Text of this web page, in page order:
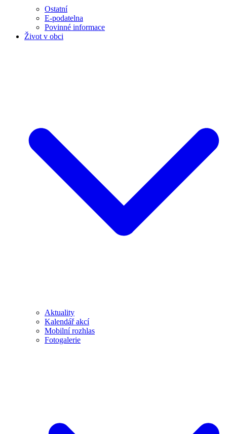
Ostatní
E-podatelna
Povinné informace
Život v obci
Aktuality
Kalendář akcí
Mobilní rozhlas
Fotogalerie